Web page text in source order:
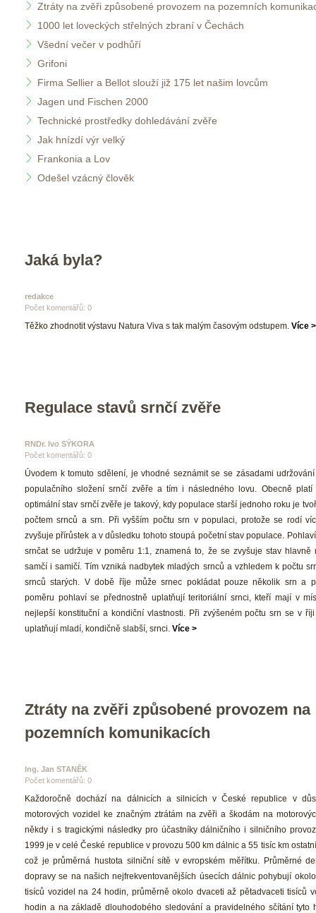
Ztráty na zvěři způsobené provozem na pozemních
1000 let loveckých střelných zbraní v Čechách
Všední večer v podhůří
Grifoni
Firma Sellier a Bellot slouží již 175 let našim lovcům
Jagen und Fischen 2000
Technické prostředky dohledávání zvěře
Jak hnízdí výr velký
Frankonia a Lov
Odešel vzácný člověk
Jaká byla?
redakce
Počet komentářů: 0
Těžko zhodnotit výstavu Natura Viva s tak malým časovým odstupem. Více >
Regulace stavů srnčí zvěře
RNDr. Ivo SÝKORA
Počet komentářů: 0
Úvodem k tomuto sdělení, je vhodné seznámit se se zásadami
populačního složení srnčí zvěře a tím i následného lovu. Obecně platí
optimální stav srnčí zvěře je takový, kdy populace starší jednoho roku je
počtem srnců a srn. Při vyšším počtu srn v populaci, protože se rodí
zvyšuje přírůstek a v důsledku tohoto stoupá početní stav populace.
rnčat se udržuje v poměru 1:1, znamená to, že se zvyšuje stav hlavně
amčí i samičí. Tím vzniká nadbytek mladých srnců a vzhledem k počtu
rnců starých. V době říje může srnec pokládat pouze několik srn a
poměru pohlaví se přednostně uplatňují teritoriální srnci, kteří mají v
nejlepší konstituční a kondiční vlastnosti. Při zvýšeném počtu srn se v
uplatňují mladí, kondičně slabší, srnci. Více >
Ztráty na zvěři způsobené provozem na
pozemních komunikacích
Ing. Jan STANĚK
Počet komentářů: 0
Každoročně dochází na dálnicích a silnicích v České republice v
motorových vozidel ke značným ztrátám na zvěři a škodám na
někdy i s tragickými následky pro účastníky dálničního i silničního
1999 je v celé České republice v provozu 500 km dálnic a 55 tisíc km
což je průměrná hustota silniční sítě v evropském měřítku. Průměrné
dopravy se na našich nejfrekventovanějších úsecích dálnic pohybují
tisíců vozidel na 24 hodin, průměrně okolo dvaceti až pětadvaceti tisíců
hodin a na základě dlouhodobého sledování a pravidelného sčítání tyto